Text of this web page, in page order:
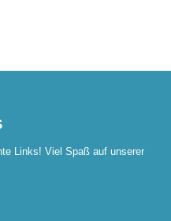
Links! Viel Spaß auf unserer